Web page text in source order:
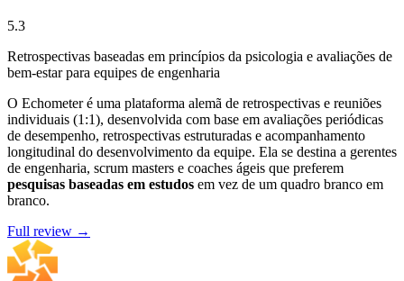
5.3
Retrospectivas baseadas em princípios da psicologia e avaliações de
bem-estar para equipes de engenharia
O Echometer é uma plataforma alemã de retrospectivas e reuniões
individuais (1:1), desenvolvida com base em avaliações periódicas
de desempenho, retrospectivas estruturadas e acompanhamento
longitudinal do desenvolvimento da equipe. Ela se destina a gerentes
de engenharia, scrum masters e coaches ágeis que preferem
pesquisas baseadas em estudos em vez de um quadro branco em
branco.
Full review →